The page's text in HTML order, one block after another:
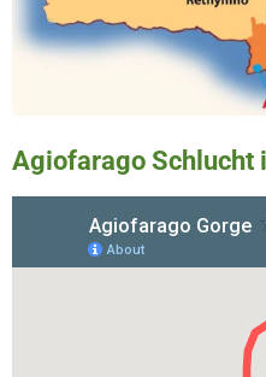
Agiofarago Schlucht